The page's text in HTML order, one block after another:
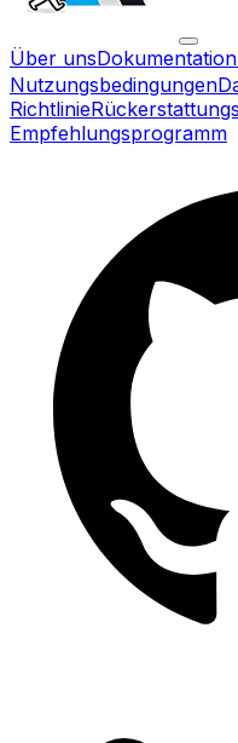
Über unsDokumentation
Nutzungsbedingungen
Richtlinie
Empfehlungsprogramm